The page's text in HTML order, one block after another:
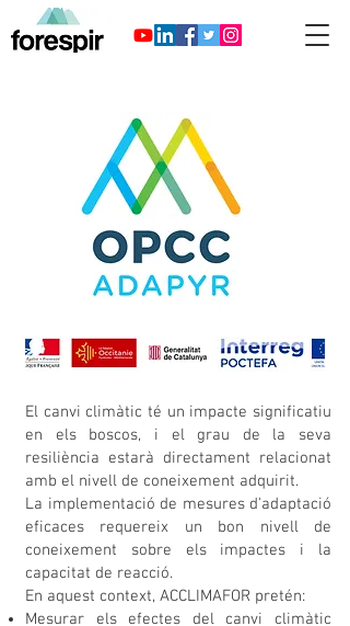
El canvi climàtic té un impacte significatiu
en els boscos, i el grau de la seva
resiliència estarà directament relacionat
amb el nivell de coneixement adquirit.
La implementació de mesures d'adaptació
eficaces requereix un bon nivell de
coneixement sobre els impactes i la
capacitat de reacció.
En aquest context, ACCLIMAFOR pretén:
Mesurar els efectes del canvi climàtic